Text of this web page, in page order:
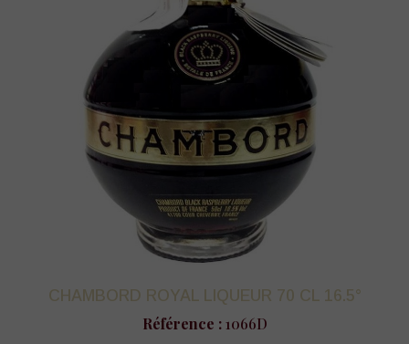
CHAMBORD ROYAL LIQUEUR 70 CL 16.5°
Référence :1066D